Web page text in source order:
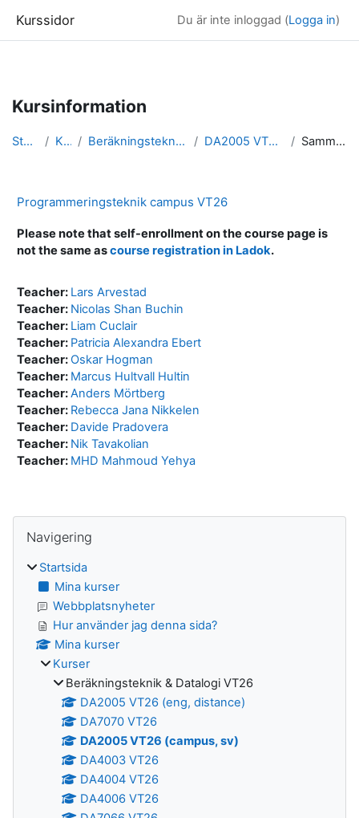
Kurssidor Du är inte inloggad (Logga in)
Kursinformation
Startsida Kurser Beräkningsteknik & Datalogi VT26 DA2005 VT26 (campus, sv) Sammanfattning
Programmeringsteknik campus VT26
Please note that self-enrollment on the course page is
not the same ascourse registration in Ladok.
Teacher: Lars Arvestad
Teacher: Nicolas Shan Buchin
Teacher: Liam Cuclair
Teacher: Patricia Alexandra Ebert
Teacher:Oskar Hogman
Teacher: Marcus Hultvall Hultin
Teacher:Anders Mörtberg
Teacher: Rebecca Jana Nikkelen
Teacher: Davide Pradovera
Teacher: Nik Tavakolian
Teacher: MHD Mahmoud Yehya
Block
Navigering
Startsida
Mina kurser
Webbplatsnyheter
Hur använder jag denna sida?
Mina kurser
Kurser
Beräkningsteknik & Datalogi VT26
DA2005 VT26 (eng, distance)
DA7070 VT26
DA2005 VT26 (campus, sv)
DA4003 VT26
DA4004 VT26
DA4006 VT26